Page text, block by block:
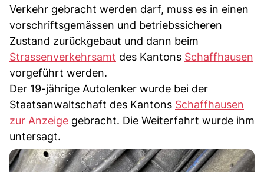
Verkehr gebracht werden darf, muss es in einen
vorschriftsgemässen und betriebssicheren
Zustand zurückgebaut und dann beim
Strassenverkehrsamt des Kantons Schaffhausen
vorgeführt werden.
Der 19-jährige Autolenker wurde bei der
Staatsanwaltschaft des Kantons Schaffhausen
zur Anzeige gebracht. Die Weiterfahrt wurde ihm
untersagt.